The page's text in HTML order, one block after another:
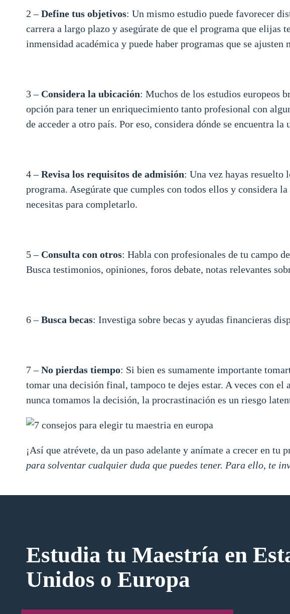
2 –Define tus objetivos: Un mismo estudio puede favorecer
carrera a largo plazo y asegúrate de que el programa que elijas
inmensidad académica y puede haber programas que se
3 – Considera la ubicación: Muchos de los estudios europeos
opción para tener un enriquecimiento tanto profesional con
de acceder a otro país. Por eso, considera dónde se encuentra
4 –Revisa los requisitos de admisión: Una vez hayas resuelto
programa. Asegúrate que cumples con todos ellos y considera
necesitas para completarlo.
5 – Consulta con otros: Habla con profesionales de tu campo
Busca testimonios, opiniones, foros debate, notas relevantes
6 –Busca becas: Investiga sobre becas y ayudas financieras
7 –No pierdas tiempo: Si bien es sumamente importante
tomar una decisión final, tampoco te dejes estar. A veces con
nunca tomamos la decisión, la procrastinación es un riesgo
¡Así que atrévete, da un paso adelante y anímate a crecer en tu
para solventar cualquier duda que puedes tener. Para ello, te
Estudia tu Maestría en
Unidos o Europa